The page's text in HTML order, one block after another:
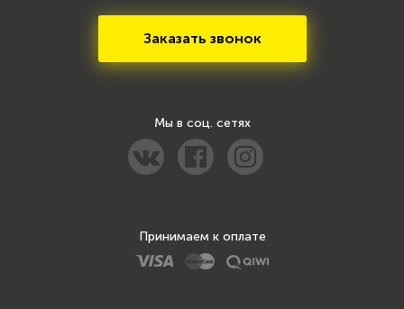
Заказать звонок
Мы в соц. сетях
Принимаем к оплате